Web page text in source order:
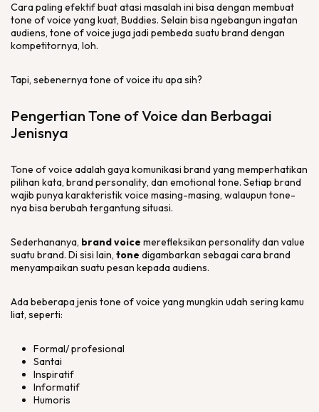
Cara paling efektif buat atasi masalah ini bisa dengan membuat
tone of voice yang kuat, Buddies. Selain bisa ngebangun ingatan
audiens, tone of voice juga jadi pembeda suatu branddengan
kompetitornya, loh.
Tapi, sebenernyatone of voice itu apa sih?
Pengertian Tone of Voice dan Berbagai
Jenisnya
Tone of voice adalah gaya komunikasi brandyang memperhatikan
pilihan kata, brand personality, dan emotional tone. Setiap brand
wajib punya karakteristikvoice masing-masing, walaupun tone-
nya bisa berubah tergantung situasi.
Sederhananya, brand voice merefleksikan personalitydan value
suatu brand. Di sisi lain, tone digambarkan sebagai carabrand
menyampaikan suatu pesan kepada audiens.
Ada beberapa jenis tone of voice yang mungkin udah sering kamu
liat, seperti:
Formal/ profesional
Santai
Inspiratif
Informatif
Humoris